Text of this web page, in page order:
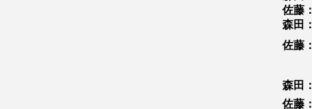
佐藤：
森田：
佐藤：
森田：
佐藤：